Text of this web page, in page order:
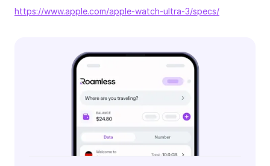
https://www.apple.com/apple-watch-ultra-3/specs/